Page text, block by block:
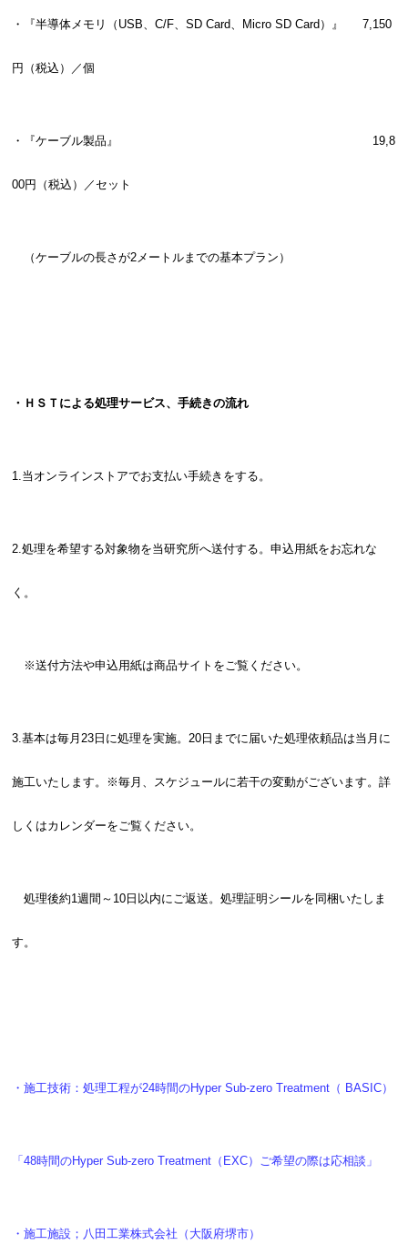
・『半導体メモリ（USB、C/F、SD Card、Micro SD Card）』 7,150
円（税込）／個
・『ケーブル製品』 19,8
00円（税込）／セット
（ケーブルの長さが2メートルまでの基本プラン）
・ＨＳＴによる処理サービス、手続きの流れ
1.当オンラインストアでお支払い手続きをする。
2.処理を希望する対象物を当研究所へ送付する。申込用紙をお忘れな
く。
※送付方法や申込用紙は商品サイトをご覧ください。
3.基本は毎月23日に処理を実施。20日までに届いた処理依頼品は当月に
施工いたします。※毎月、スケジュールに若干の変動がございます。詳
しくはカレンダーをご覧ください。
処理後約1週間～10日以内にご返送。処理証明シールを同梱いたしま
す。
・施工技術：処理工程が24時間のHyper Sub-zero Treatment（ BASIC）
「48時間のHyper Sub-zero Treatment（EXC）ご希望の際は応相談」
・施工施設；八田工業株式会社（大阪府堺市）